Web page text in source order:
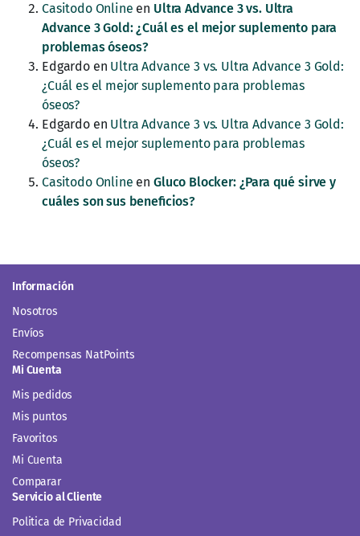
Casitodo Online en Ultra Advance 3 vs. Ultra
Advance 3 Gold: ¿Cuál es el mejor suplemento para
problemas óseos?
Edgardoen Ultra Advance 3 vs. Ultra Advance 3 Gold:
¿Cuál es el mejor suplemento para problemas
óseos?
Edgardoen Ultra Advance 3 vs. Ultra Advance 3 Gold:
¿Cuál es el mejor suplemento para problemas
óseos?
Casitodo Online en Gluco Blocker: ¿Para qué sirve y
cuáles son sus beneficios?
Información
Nosotros
Envíos
Recompensas NatPoints
Mi Cuenta
Mis pedidos
Mis puntos
Favoritos
Mi Cuenta
Comparar
Servicio al Cliente
Politica de Privacidad